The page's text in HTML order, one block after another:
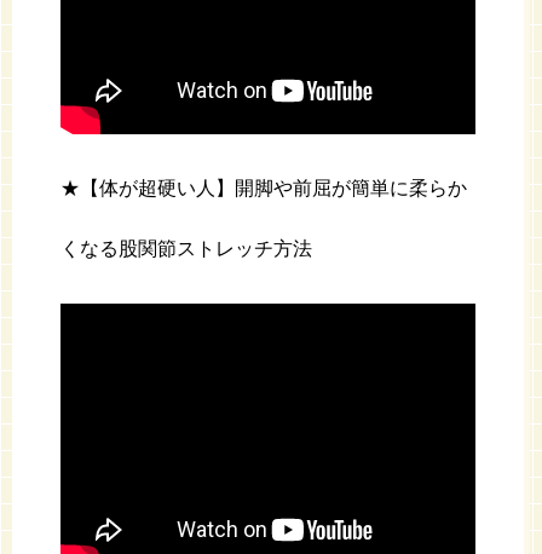
★【体が超硬い人】開脚や前屈が簡単に柔らか
くなる股関節ストレッチ方法